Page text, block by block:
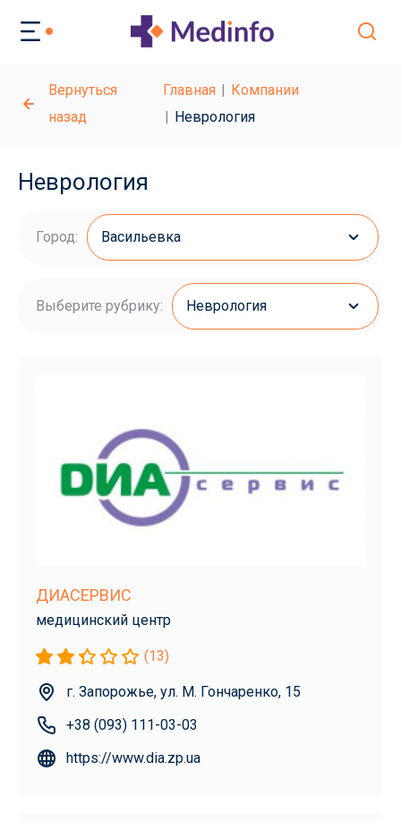
Вернуться
назад
Главная
Компании
Неврология
Неврология
Город: Васильевка
Выберите рубрику: Неврология
ДИАСЕРВИС
медицинский центр
(13)
г. Запорожье, ул. М. Гончаренко, 15
+38 (093) 111-03-03
https://www.dia.zp.ua